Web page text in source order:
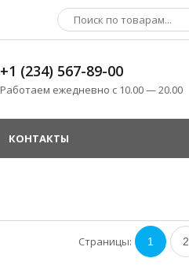
+1 (234) 567-89-00
Работаем ежедневно с 10.00 — 20.00
КОНТАКТЫ
Страницы: 1 2